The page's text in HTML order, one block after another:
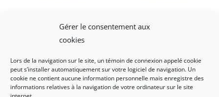
Gérer le consentement aux
cookies
Lors de la navigation sur le site, un témoin de connexion appelé cookie
peut s’installer automatiquement sur votre logiciel de navigation. Un
cookie ne contient aucune information personnelle mais enregistre des
informations relatives à la navigation de votre ordinateur sur le site
Mentions légales et politique de confidentialité|
Nous contacter